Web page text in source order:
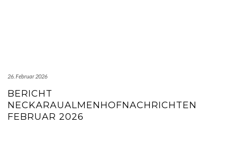
26. Februar 2026
BERICHT
NECKARAUALMENHOFNACHRICHTEN
FEBRUAR 2026